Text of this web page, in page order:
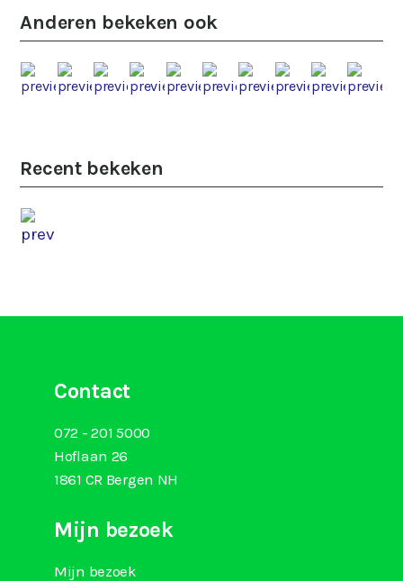
Anderen bekeken ook
Recent bekeken
Contact
072 - 201 5000
Hoflaan 26
1861 CR Bergen NH
Mijn bezoek
Mijn bezoek